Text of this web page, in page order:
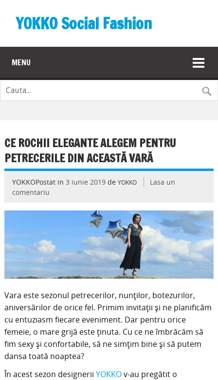
YOKKO Social Fashion
MENU
CE ROCHII ELEGANTE ALEGEM PENTRU
PETRECERILE DIN ACEASTĂ VARĂ
YOKKOPostat in 3 iunie 2019de YOKKO
Lasa un
comentariu
Vara este sezonul petrecerilor, nunților, botezurilor,
aniversărilor de orice fel. Primim invitații și ne planificăm
cu entuziasm fiecare eveniment. Dar pentru orice
femeie, o mare grijă este ținuta. Cu ce ne îmbrăcăm să
fim sexy și confortabile, să ne simțim bine și să putem
dansa toată noaptea?
În acest sezon designerii YOKKOv-au pregătit o